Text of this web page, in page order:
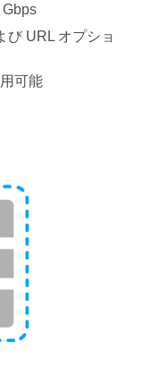
び URL オプショ
可能